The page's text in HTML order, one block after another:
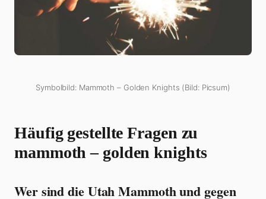
Symbolbild: Mammoth – Golden Knights (Bild: Picsum)
Häufig gestellte Fragen zu
mammoth – golden knights
Wer sind die Utah Mammoth und gegen